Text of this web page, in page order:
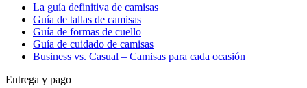
La guía definitiva de camisas
Guía de tallas de camisas
Guía de formas de cuello
Guía de cuidado de camisas
Business vs. Casual – Camisas para cada ocasión
Entrega y pago